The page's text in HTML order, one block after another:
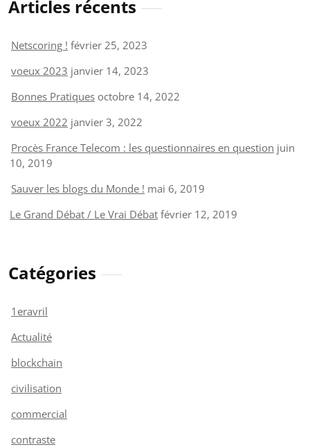
Articles récents
Netscoring ! février 25, 2023
voeux 2023 janvier 14, 2023
Bonnes Pratiques octobre 14, 2022
voeux 2022 janvier 3, 2022
Procès France Telecom : les questionnaires en question juin
10, 2019
Sauver les blogs du Monde ! mai 6, 2019
Le Grand Débat / Le Vrai Débat février 12, 2019
Catégories
1eravril
Actualité
blockchain
civilisation
commercial
contraste